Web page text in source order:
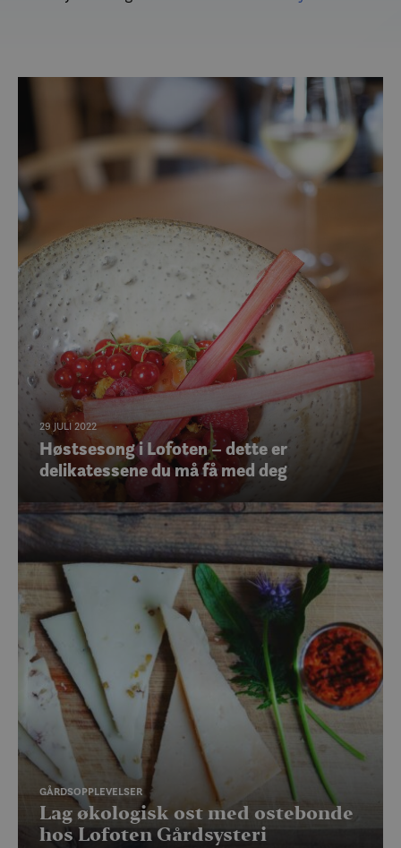
29 JULI 2022
Høstsesong i Lofoten – dette er
delikatessene du må få med deg
GÅRDSOPPLEVELSER
Lag økologisk ost med ostebonde
hos Lofoten Gårdsysteri